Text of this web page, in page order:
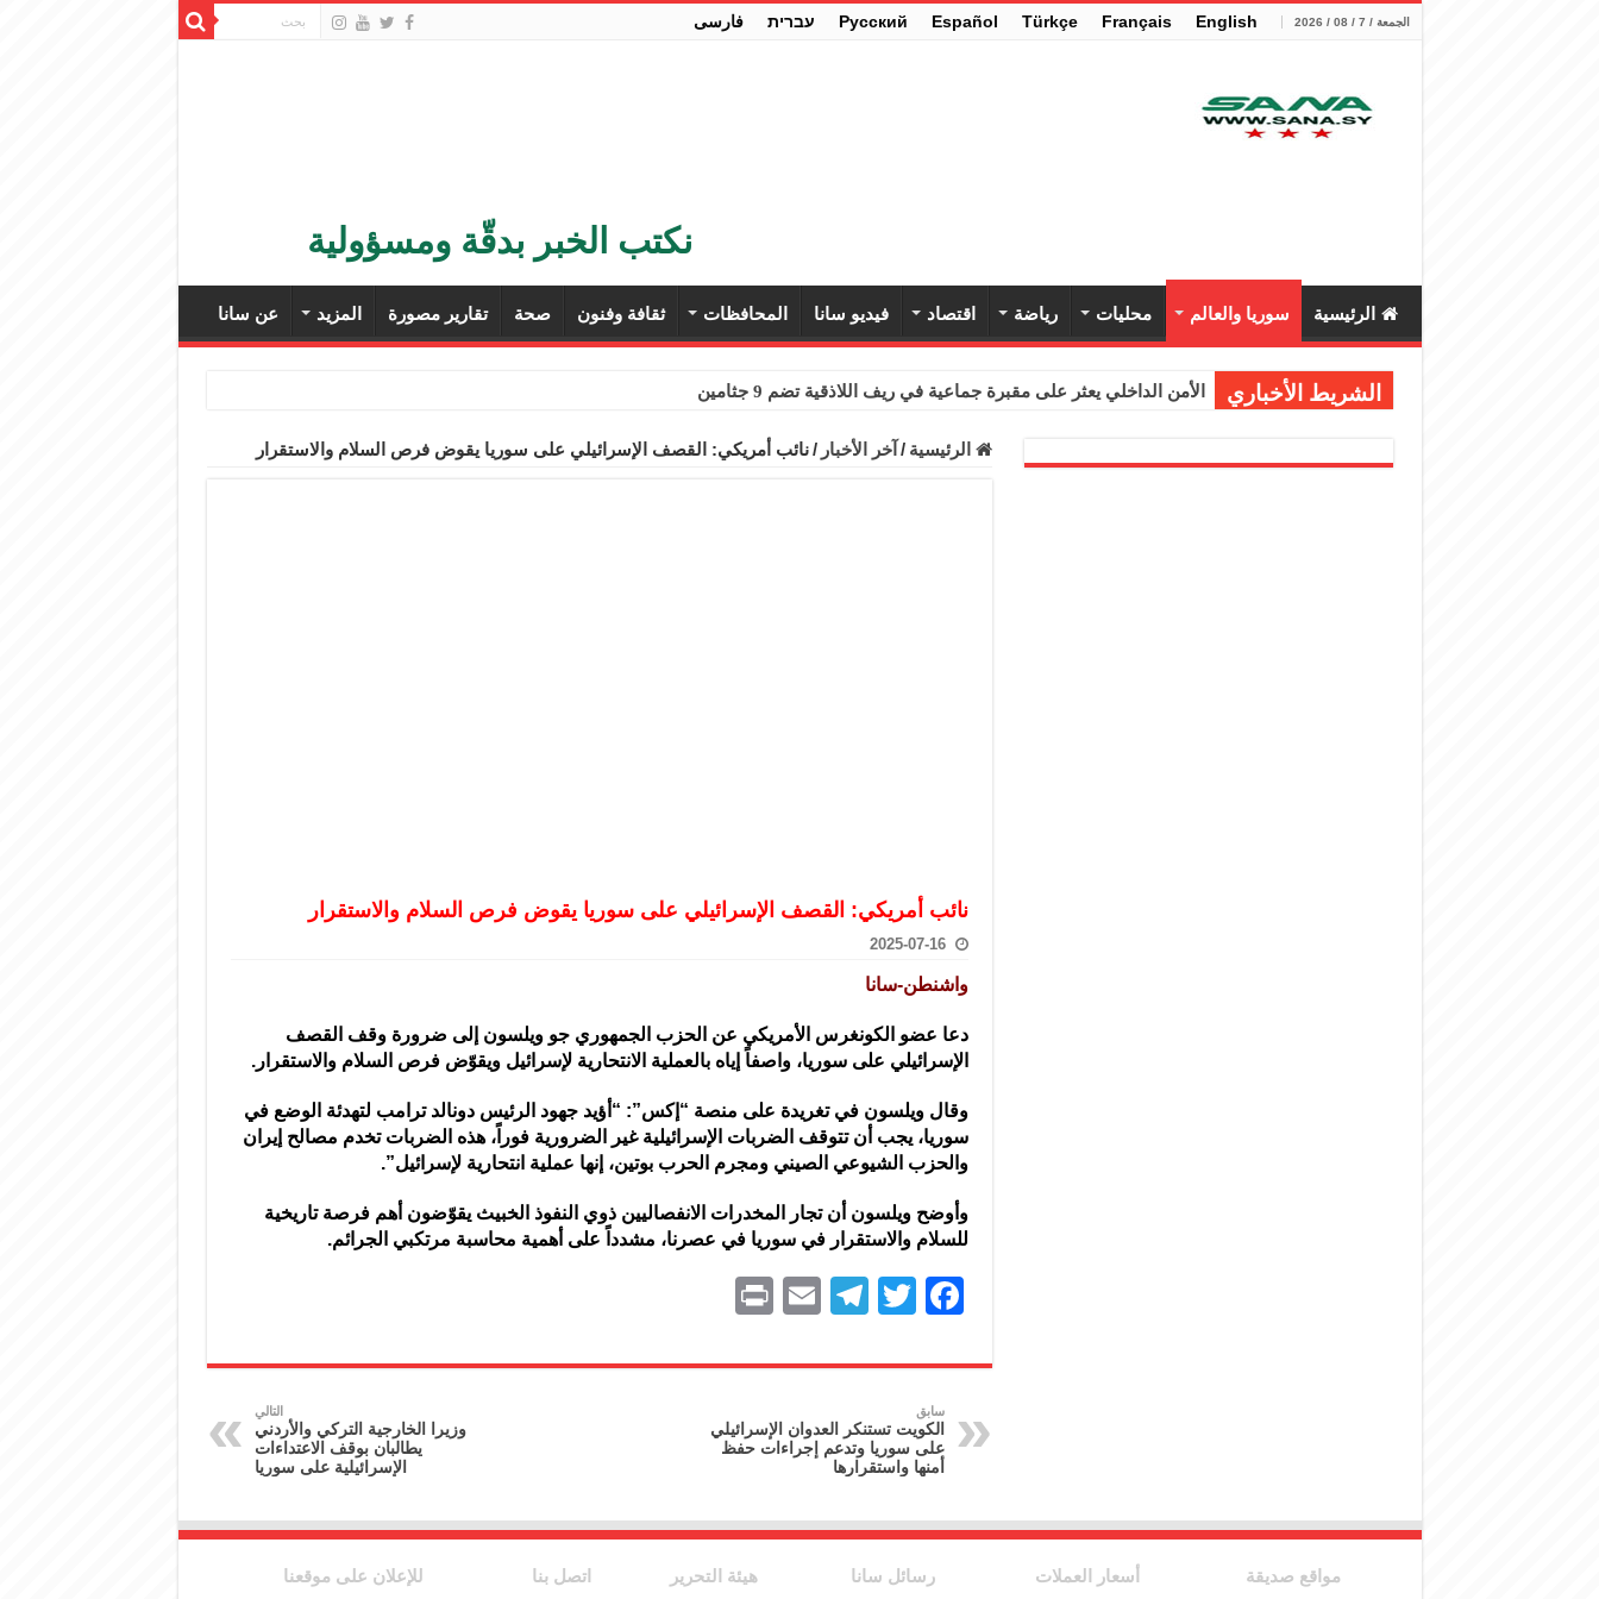
الجمعة / 7 / 08 / 2026 English
Français
Türkçe
Español
Pусский עברית فارسی
نكتب الخبر بدقّة ومسؤولية
الرئيسية سوريا والعالم محليات رياضة اقتصاد فيديو سانا المحافظات ثقافة وفنون صحة تقارير مصورة المزيد عن سانا
الشريط الأخباري الأمن الداخلي يعثر على مقبرة جماعية في ريف اللاذقية تضم 9 جثامين
برنية: مرسوم بإعفاء مستهلكي الكهرباء المنزلية والتجارية والصناعية من الرسوم
الرئيسية / آخر الأخبار / نائب أمريكي: القصف الإسرائيلي على سوريا يقوض فرص السلام والاستقرار
نائب أمريكي: القصف الإسرائيلي على سوريا يقوض فرص السلام والاستقرار
2025-07-16
واشنطن-سانا
دعا عضو الكونغرس الأمريكي عن الحزب الجمهوري جو ويلسون إلى ضرورة وقف القصف
الإسرائيلي على سوريا، واصفاً إياه بالعملية الانتحارية لإسرائيل ويقوّض فرص السلام والاستقرار.
وقال ويلسون في تغريدة على منصة “إكس”: “أؤيد جهود الرئيس دونالد ترامب لتهدئة الوضع في
سوريا، يجب أن تتوقف الضربات الإسرائيلية غير الضرورية فوراً، هذه الضربات تخدم مصالح إيران
والحزب الشيوعي الصيني ومجرم الحرب بوتين، إنها عملية انتحارية لإسرائيل”.
وأوضح ويلسون أن تجار المخدرات الانفصاليين ذوي النفوذ الخبيث يقوّضون أهم فرصة تاريخية
للسلام والاستقرار في سوريا في عصرنا، مشدداً على أهمية محاسبة مرتكبي الجرائم.
F
c
e
b
o
o
k
T
itt
T
e
gr
a
E
ai
l
nt
سابق
الكويت تستنكر العدوان الإسرائيلي
على سوريا وتدعم إجراءات حفظ
أمنها واستقرارها
التالي
وزيرا الخارجية التركي والأردني
يطالبان بوقف الاعتداءات
الإسرائيلية على سوريا
مواقع صديقة أسعار العملات رسائل سانا هيئة التحرير اتصل بنا للإعلان على موقعنا